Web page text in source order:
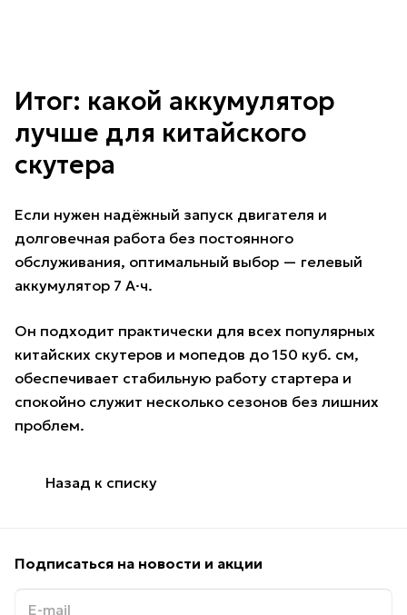
Итог: какой аккумулятор
лучше для китайского
скутера
Если нужен надёжный запуск двигателя и
долговечная работа без постоянного
обслуживания, оптимальный выбор — гелевый
аккумулятор 7 А·ч.
Он подходит практически для всех популярных
китайских скутеров и мопедов до 150 куб. см,
обеспечивает стабильную работу стартера и
спокойно служит несколько сезонов без лишних
проблем.
Назад к списку
Подписаться на новости и акции